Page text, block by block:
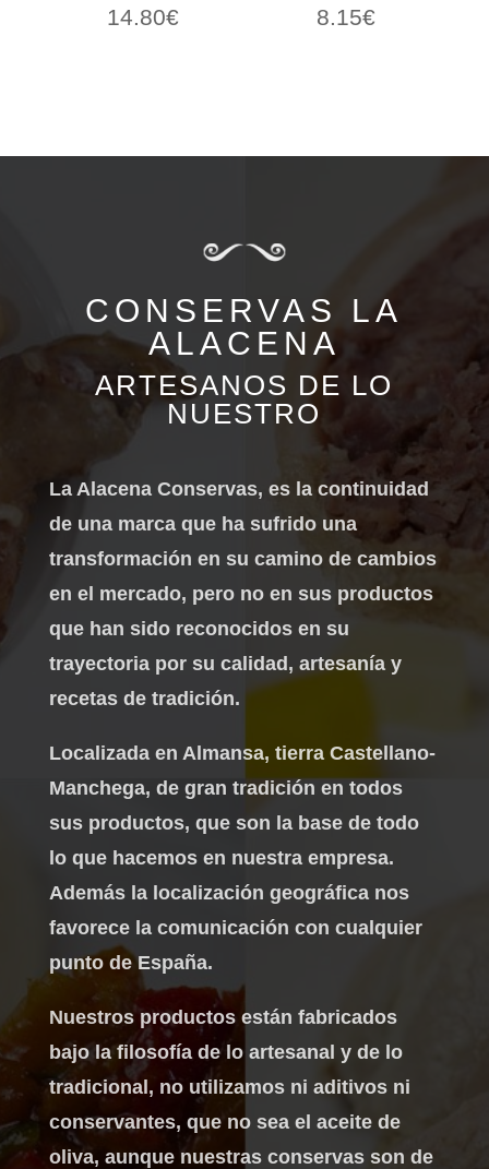
14.80€ 8.15€
CONSERVAS LA
ALACENA
ARTESANOS DE LO
NUESTRO
La Alacena Conservas, es la continuidad
de una marca que ha sufrido una
transformación en su camino de cambios
en el mercado, pero no en sus productos
que han sido reconocidos en su
trayectoria por su calidad, artesanía y
recetas de tradición.
Localizada en Almansa, tierra Castellano-
Manchega, de gran tradición en todos
sus productos, que son la base de todo
lo que hacemos en nuestra empresa.
Además la localización geográfica nos
favorece la comunicación con cualquier
punto de España.
Nuestros productos están fabricados
bajo la filosofía de lo artesanal y de lo
tradicional, no utilizamos ni aditivos ni
conservantes, que no sea el aceite de
oliva, aunque nuestras conservas son de